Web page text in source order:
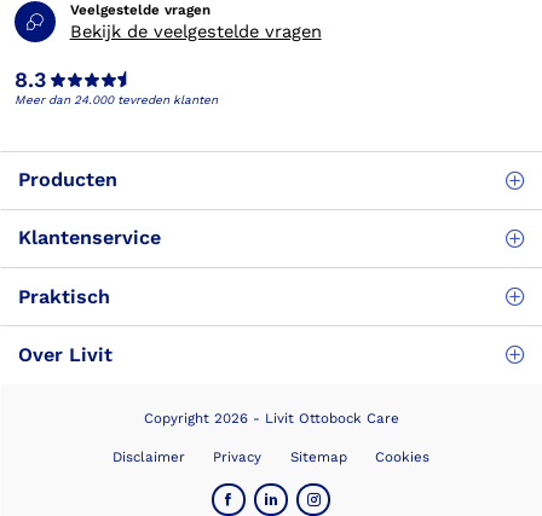
Veelgestelde vragen
Bekijk de veelgestelde vragen
8.3
Meer dan 24.000 tevreden klanten
Producten
Klantenservice
Praktisch
Over Livit
Copyright 2026 - Livit Ottobock Care
Disclaimer Privacy Sitemap Cookies